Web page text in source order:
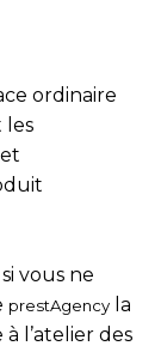
ordinaire
les
vous ne
prestAgency la
l’atelier des